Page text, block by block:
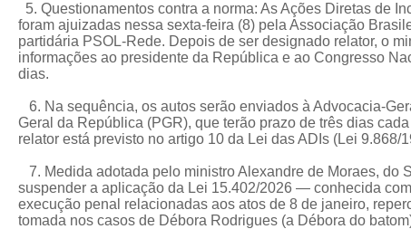
5. Questionamentos contra a norma: As Ações Diretas de
foram ajuizadas nessa sexta-feira (8) pela Associação
partidária PSOL-Rede. Depois de ser designado relator, o
informações ao presidente da República e ao Congresso
dias.
6. Na sequência, os autos serão enviados à Advocacia-
Geral da República (PGR), que terão prazo de três dias
relator está previsto no artigo 10 da Lei das ADIs (Lei 9.868/
7. Medida adotada pelo ministro Alexandre de Moraes, do
suspender a aplicação da Lei 15.402/2026 — conhecida
execução penal relacionadas aos atos de 8 de janeiro,
tomada nos casos de Débora Rodrigues (a Débora do